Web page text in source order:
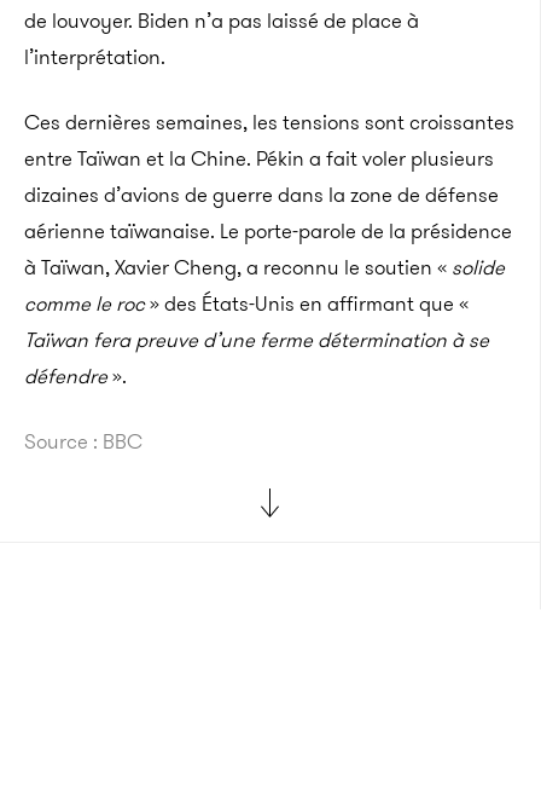
de louvoyer. Biden n’a pas laissé de place à
l’interprétation.
Ces dernières semaines, les tensions sont croissantes
entre Taïwan et la Chine. Pékin a fait voler plusieurs
dizaines d’avions de guerre dans la zone de défense
aérienne taïwanaise. Le porte-parole de la présidence
à Taïwan, XavierCheng, a reconnu le soutien « solide
comme le roc» des États-Unis en affirmant que «
Taïwan fera preuve d’une ferme détermination à se
défendre».
Source : BBC